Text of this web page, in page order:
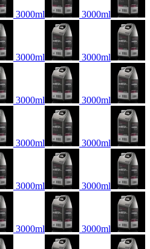
3000ml 3000ml
3000ml 3000ml
3000ml 3000ml
3000ml 3000ml
3000ml 3000ml
3000ml 3000ml